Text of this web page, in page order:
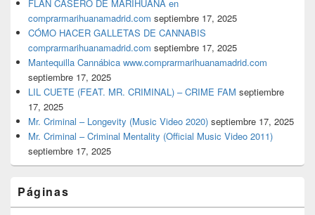
FLAN CASERO DE MARIHUANA en
comprarmarihuanamadrid.com septiembre 17, 2025
CÓMO HACER GALLETAS DE CANNABIS
comprarmarihuanamadrid.com septiembre 17, 2025
Mantequilla Cannábica www.comprarmarihuanamadrid.com
septiembre 17, 2025
LIL CUETE (FEAT. MR. CRIMINAL) – CRIME FAM septiembre
17, 2025
Mr. Criminal – Longevity (Music Video 2020) septiembre 17, 2025
Mr. Criminal – Criminal Mentality (Official Music Video 2011)
septiembre 17, 2025
Páginas